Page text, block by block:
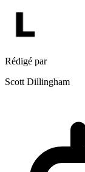
Rédigé par
Scott Dillingham